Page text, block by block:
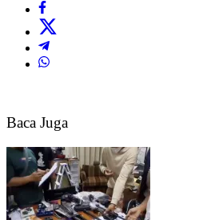
Baca Juga